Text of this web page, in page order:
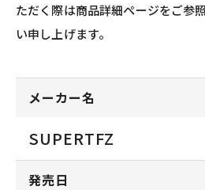
ただく際は商品詳細ページをご参
い申し上げます。
メーカー名
SUPERTFZ
発売日